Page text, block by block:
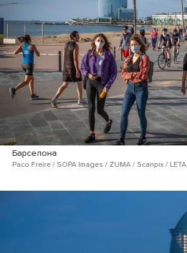
Барселона
Paco Freire / SOPA Images / ZUMA / Scanpix / LETA